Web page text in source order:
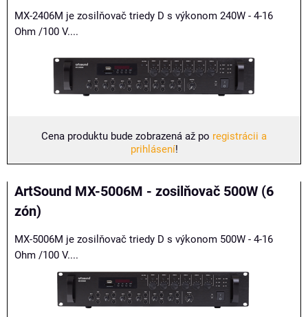
MX-2406M je zosilňovač triedy D s výkonom 240W - 4-16
Ohm /100 V....
Cena produktu bude zobrazená až po registrácii a
prihlásení!
ArtSound MX-5006M - zosilňovač 500W (6
zón)
MX-5006M je zosilňovač triedy D s výkonom 500W - 4-16
Ohm /100 V....